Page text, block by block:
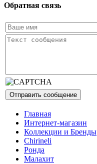
Обратная связь
Главная
Интернет-магазин
Коллекции и Бренды
Chirineli
Ронда
Малахит